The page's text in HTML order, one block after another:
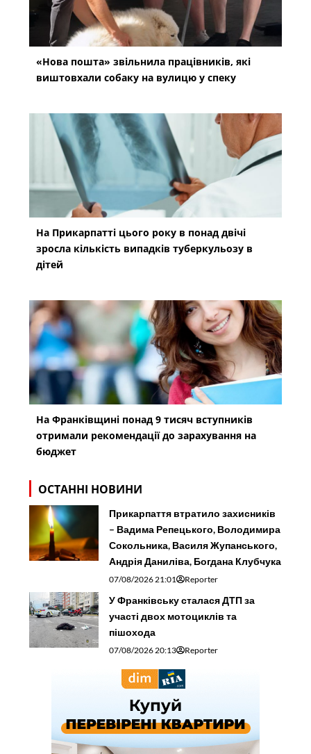
«Нова пошта» звільнила працівників, які
виштовхали собаку на вулицю у спеку
На Прикарпатті цього року в понад двічі
зросла кількість випадків туберкульозу в
дітей
На Франківщині понад 9 тисяч вступників
отримали рекомендації до зарахування на
бюджет
ОСТАННІ НОВИНИ
Прикарпаття втратило захисників
– Вадима Репецького, Володимира
Сокольника, Василя Жупанського,
Андрія Даниліва, Богдана Клубчука
07/08/2026 21:01 Reporter
У Франківську сталася ДТП за
участі двох мотоциклів та
пішохода
07/08/2026 20:13 Reporter